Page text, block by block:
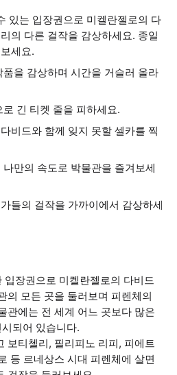
있는 입장권으로 미켈란젤로의 다
의 다른 걸작을 감상하세요. 종일
세요.
을 감상하며 시간을 거슬러 올라
긴 티켓 줄을 피하세요.
비드와 함께 잊지 못할 셀카를 찍
만의 속도로 박물관을 즐겨보세
들의 걸작을 가까이에서 감상하세
입장권으로 미켈란젤로의 다비드
의 모든 곳을 둘러보며 피렌체의
관에는 전 세계 어느 곳보다 많은
되어 있습니다.
보티첼리, 필리피노 리피, 피에트
등 르네상스 시대 피렌체에 살면